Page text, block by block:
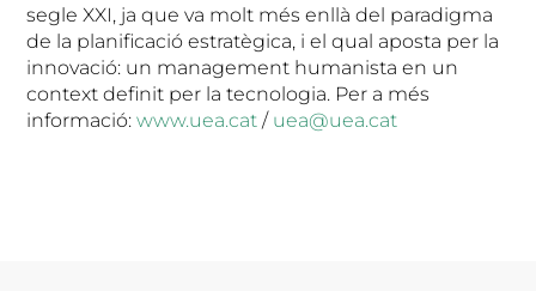
segle XXI, ja que va molt més enllà del paradigma
de la planificació estratègica, i el qual aposta per la
innovació: un management humanista en un
context definit per la tecnologia. Per a més
informació:www.uea.cat / uea@uea.cat